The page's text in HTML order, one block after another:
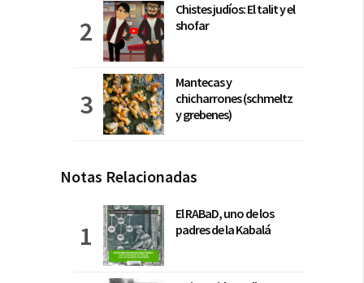
Chistes judíos: El talit y el
shofar
Mantecas y
chicharrones (schmeltz
y grebenes)
Notas Relacionadas
El RABaD, uno de los
padres de la Kabalá